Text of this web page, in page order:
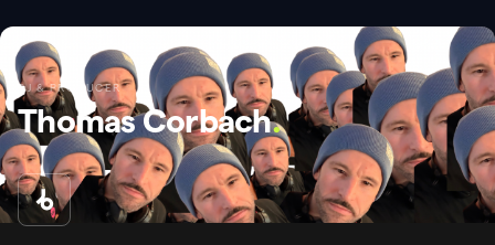
DJ & PRODUCER
Thomas Corbach.